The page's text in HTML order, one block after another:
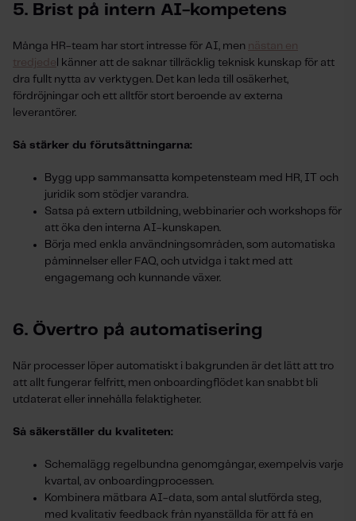
5. Brist på intern AI-kompetens
Många HR-team har stort intresse för AI, men nästan en
tredjede l känner att de saknar tillräcklig teknisk kunskap för att
dra fullt nytta av verktygen. Det kan leda till osäkerhet,
fördröjningar och ett alltför stort beroende av externa
leverantörer.
Så stärker du förutsättningarna:
Bygg upp sammansatta kompetensteam med HR, IT och
juridik som stödjer varandra.
Satsa på extern utbildning, webbinarier och workshops för
att öka den interna AI-kunskapen.
Börja med enkla användningsområden, som automatiska
påminnelser eller FAQ, och utvidga i takt med att
engagemang och kunnande växer.
6. Övertro på automatisering
När processer löper automatiskt i bakgrunden är det lätt att tro
att allt fungerar felfritt, men onboardingflödet kan snabbt bli
utdaterat eller innehålla felaktigheter.
Så säkerställer du kvaliteten:
Schemalägg regelbundna genomgångar, exempelvis varje
kvartal, av onboardingprocessen.
Kombinera mätbara AI-data, som antal slutförda steg,
med kvalitativ feedback från nyanställda för att få en